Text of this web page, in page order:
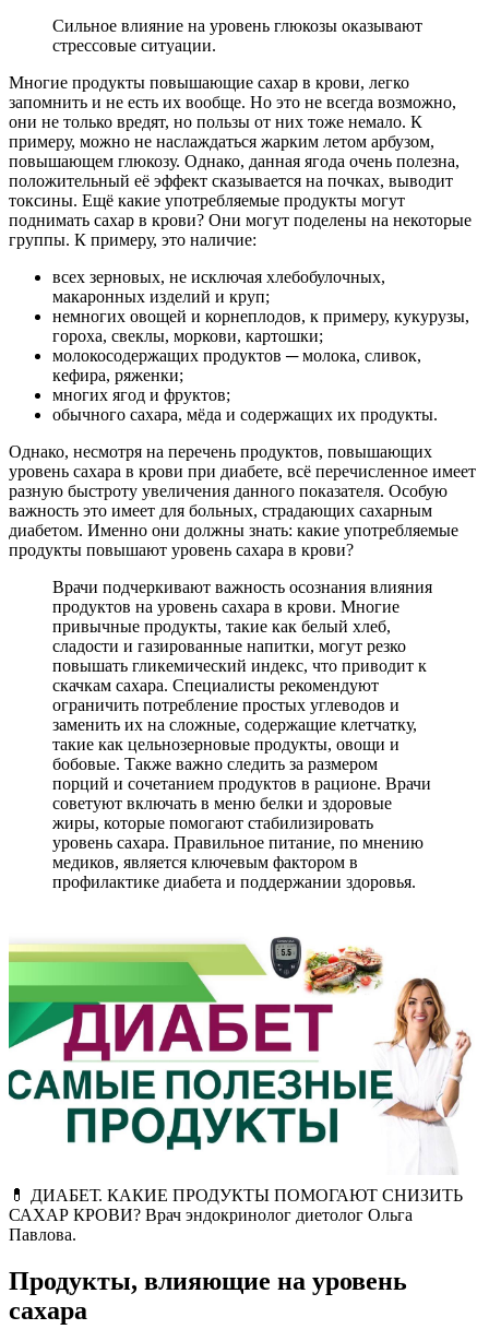
Сильное влияние на уровень глюкозы оказывают
стрессовые ситуации.
Многие продукты повышающие сахар в крови, легко
запомнить и не есть их вообще. Но это не всегда возможно,
они не только вредят, но пользы от них тоже немало. К
примеру, можно не наслаждаться жарким летом арбузом,
повышающем глюкозу. Однако, данная ягода очень полезна,
положительный её эффект сказывается на почках, выводит
токсины. Ещё какие употребляемые продукты могут
поднимать сахар в крови? Они могут поделены на некоторые
группы. К примеру, это наличие:
всех зерновых, не исключая хлебобулочных,
макаронных изделий и круп;
немногих овощей и корнеплодов, к примеру, кукурузы,
гороха, свеклы, моркови, картошки;
молокосодержащих продуктов ─ молока, сливок,
кефира, ряженки;
многих ягод и фруктов;
обычного сахара, мёда и содержащих их продукты.
Однако, несмотря на перечень продуктов, повышающих
уровень сахара в крови при диабете, всё перечисленное имеет
разную быстроту увеличения данного показателя. Особую
важность это имеет для больных, страдающих сахарным
диабетом. Именно они должны знать: какие употребляемые
продукты повышают уровень сахара в крови?
Врачи подчеркивают важность осознания влияния
продуктов на уровень сахара в крови. Многие
привычные продукты, такие как белый хлеб,
сладости и газированные напитки, могут резко
повышать гликемический индекс, что приводит к
скачкам сахара. Специалисты рекомендуют
ограничить потребление простых углеводов и
заменить их на сложные, содержащие клетчатку,
такие как цельнозерновые продукты, овощи и
бобовые. Также важно следить за размером
порций и сочетанием продуктов в рационе. Врачи
советуют включать в меню белки и здоровые
жиры, которые помогают стабилизировать
уровень сахара. Правильное питание, по мнению
медиков, является ключевым фактором в
профилактике диабета и поддержании здоровья.
💊 ДИАБЕТ. КАКИЕ ПРОДУКТЫ ПОМОГАЮТ СНИЗИТЬ
САХАР КРОВИ? Врач эндокринолог диетолог Ольга
Павлова.
Продукты, влияющие на уровень
сахара